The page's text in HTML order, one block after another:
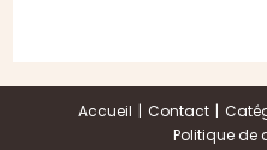
Accueil Contact
Politique de